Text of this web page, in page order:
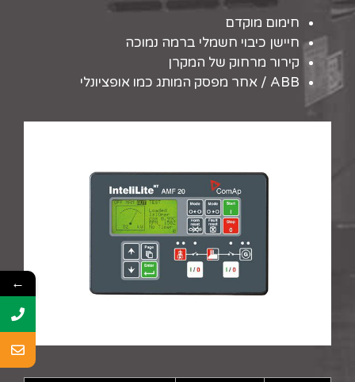
חימום מוקדם
חיישן כיבוי חשמלי ברמה נמוכה
קירור מרחוק של המקרן
ABB / אחר מפסק המותג כמו אופציונלי
←